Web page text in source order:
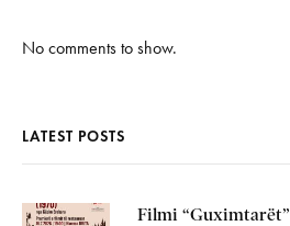
No comments to show.
LATEST POSTS
Filmi